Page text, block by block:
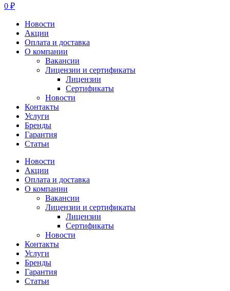
0 ₽
Новости
Акции
Оплата и доставка
О компании
Вакансии
Лицензии и сертификаты
Лицензии
Сертификаты
Новости
Контакты
Услуги
Бренды
Гарантия
Статьи
Новости
Акции
Оплата и доставка
О компании
Вакансии
Лицензии и сертификаты
Лицензии
Сертификаты
Новости
Контакты
Услуги
Бренды
Гарантия
Статьи